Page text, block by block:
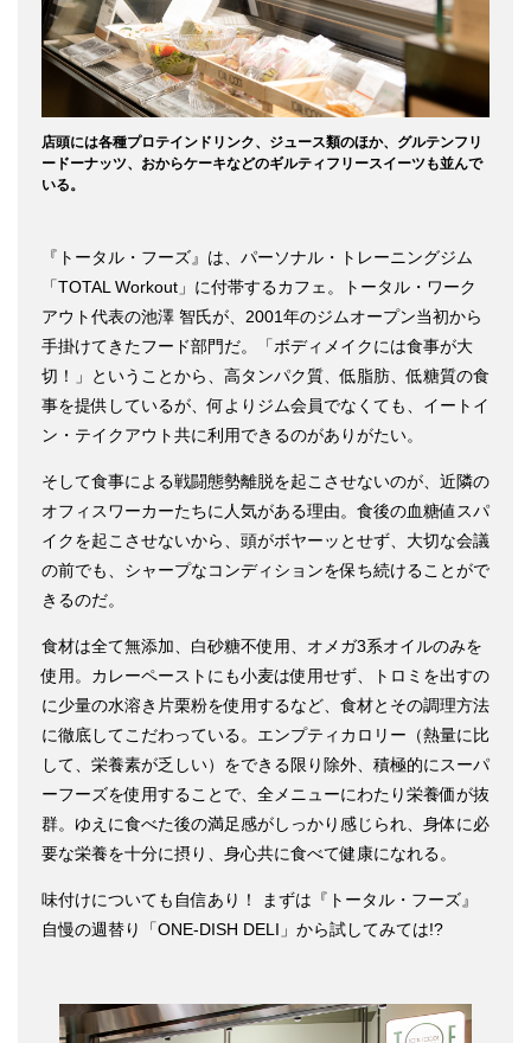
店頭には各種プロテインドリンク、ジュース類のほか、グルテンフリ
ードーナッツ、おからケーキなどのギルティフリースイーツも並んで
いる。
『トータル・フーズ』は、パーソナル・トレーニングジム
「TOTAL Workout」に付帯するカフェ。トータル・ワーク
アウト代表の池澤 智氏が、2001年のジムオープン当初から
手掛けてきたフード部門だ。「ボディメイクには食事が大
切！」ということから、高タンパク質、低脂肪、低糖質の食
事を提供しているが、何よりジム会員でなくても、イートイ
ン・テイクアウト共に利用できるのがありがたい。
そして食事による戦闘態勢離脱を起こさせないのが、近隣の
オフィスワーカーたちに人気がある理由。食後の血糖値スパ
イクを起こさせないから、頭がボヤーッとせず、大切な会議
の前でも、シャープなコンディションを保ち続けることがで
きるのだ。
食材は全て無添加、白砂糖不使用、オメガ3系オイルのみを
使用。カレーペーストにも小麦は使用せず、トロミを出すの
に少量の水溶き片栗粉を使用するなど、食材とその調理方法
に徹底してこだわっている。エンプティカロリー（熱量に比
して、栄養素が乏しい）をできる限り除外、積極的にスーパ
ーフーズを使用することで、全メニューにわたり栄養価が抜
群。ゆえに食べた後の満足感がしっかり感じられ、身体に必
要な栄養を十分に摂り、身心共に食べて健康になれる。
味付けについても自信あり！ まずは『トータル・フーズ』
自慢の週替り「ONE-DISH DELI」から試してみては!?